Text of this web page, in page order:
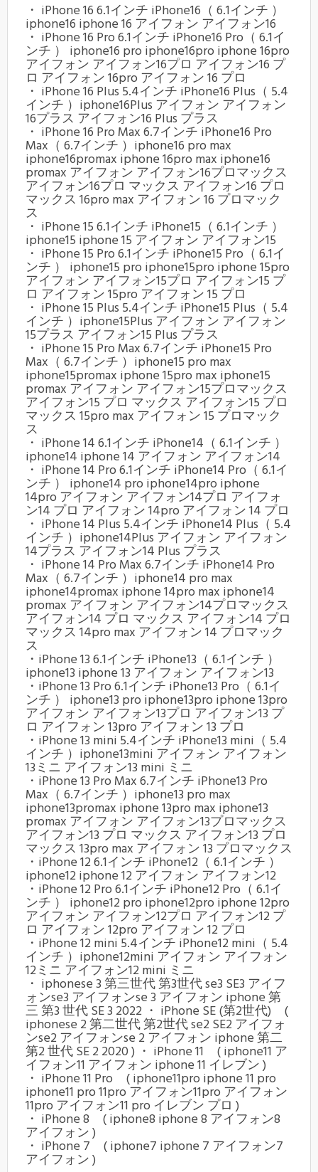
・ iPhone 16 6.1インチ iPhone16（ 6.1インチ ）
iphone16 iphone 16 アイフォン アイフォン16
・ iPhone 16 Pro 6.1インチ iPhone16 Pro（ 6.1イ
ンチ ） iphone16 pro iphone16pro iphone 16pro
アイフォン アイフォン16プロ アイフォン16 プ
ロ アイフォン 16pro アイフォン 16 プロ
・ iPhone 16 Plus 5.4インチ iPhone16 Plus（ 5.4
インチ ）iphone16Plus アイフォン アイフォン
16プラス アイフォン16 Plus プラス
・ iPhone 16 Pro Max 6.7インチ iPhone16 Pro
Max（ 6.7インチ ）iphone16 pro max
iphone16promax iphone 16pro max iphone16
promax アイフォン アイフォン16プロマックス
アイフォン16プロ マックス アイフォン16 プロ
マックス 16pro max アイフォン 16 プロマック
ス
・ iPhone 15 6.1インチ iPhone15（ 6.1インチ ）
iphone15 iphone 15 アイフォン アイフォン15
・ iPhone 15 Pro 6.1インチ iPhone15 Pro（ 6.1イ
ンチ ） iphone15 pro iphone15pro iphone 15pro
アイフォン アイフォン15プロ アイフォン15 プ
ロ アイフォン 15pro アイフォン 15 プロ
・ iPhone 15 Plus 5.4インチ iPhone15 Plus（ 5.4
インチ ）iphone15Plus アイフォン アイフォン
15プラス アイフォン15 Plus プラス
・ iPhone 15 Pro Max 6.7インチ iPhone15 Pro
Max（ 6.7インチ ）iphone15 pro max
iphone15promax iphone 15pro max iphone15
promax アイフォン アイフォン15プロマックス
アイフォン15 プロ マックス アイフォン15 プロ
マックス 15pro max アイフォン 15 プロマック
ス
・ iPhone 14 6.1インチ iPhone14（ 6.1インチ ）
iphone14 iphone 14 アイフォン アイフォン14
・ iPhone 14 Pro 6.1インチ iPhone14 Pro（ 6.1イ
ンチ ） iphone14 pro iphone14pro iphone
14pro アイフォン アイフォン14プロ アイフォ
ン14 プロ アイフォン 14pro アイフォン 14 プロ
・ iPhone 14 Plus 5.4インチ iPhone14 Plus（ 5.4
インチ ）iphone14Plus アイフォン アイフォン
14プラス アイフォン14 Plus プラス
・ iPhone 14 Pro Max 6.7インチ iPhone14 Pro
Max（ 6.7インチ ）iphone14 pro max
iphone14promax iphone 14pro max iphone14
promax アイフォン アイフォン14プロマックス
アイフォン14 プロ マックス アイフォン14 プロ
マックス 14pro max アイフォン 14 プロマック
ス
・iPhone 13 6.1インチ iPhone13（ 6.1インチ ）
iphone13 iphone 13 アイフォン アイフォン13
・iPhone 13 Pro 6.1インチ iPhone13 Pro（ 6.1イ
ンチ ） iphone13 pro iphone13pro iphone 13pro
アイフォン アイフォン13プロ アイフォン13 プ
ロ アイフォン 13pro アイフォン 13 プロ
・iPhone 13 mini 5.4インチ iPhone13 mini（ 5.4
インチ ）iphone13mini アイフォン アイフォン
13ミニ アイフォン13 mini ミニ
・iPhone 13 Pro Max 6.7インチ iPhone13 Pro
Max（ 6.7インチ ）iphone13 pro max
iphone13promax iphone 13pro max iphone13
promax アイフォン アイフォン13プロマックス
アイフォン13 プロ マックス アイフォン13 プロ
マックス 13pro max アイフォン 13 プロマックス
・iPhone 12 6.1インチ iPhone12（ 6.1インチ ）
iphone12 iphone 12 アイフォン アイフォン12
・iPhone 12 Pro 6.1インチ iPhone12 Pro（ 6.1イ
ンチ ） iphone12 pro iphone12pro iphone 12pro
アイフォン アイフォン12プロ アイフォン12 プ
ロ アイフォン 12pro アイフォン 12 プロ
・iPhone 12 mini 5.4インチ iPhone12 mini（ 5.4
インチ ）iphone12mini アイフォン アイフォン
12ミニ アイフォン12 mini ミニ
・ iphonese 3 第三世代 第3世代 se3 SE3 アイフ
ォンse3 アイフォンse 3 アイフォン iphone 第
三 第3 世代 SE 3 2022 ・ iPhone SE (第2世代) (
iphonese 2 第二世代 第2世代 se2 SE2 アイフォ
ンse2 アイフォンse 2 アイフォン iphone 第二
第2 世代 SE 2 2020 ) ・ iPhone 11 ( iphone11 ア
イフォン11 アイフォン iphone 11 イレブン )
・ iPhone 11 Pro ( iphone11pro iphone 11 pro
iphone11 pro 11pro アイフォン11pro アイフォン
11pro アイフォン11 pro イレブン プロ )
・ iPhone 8 ( iphone8 iphone 8 アイフォン8
アイフォン )
・ iPhone 7 ( iphone7 iphone 7 アイフォン7
アイフォン )